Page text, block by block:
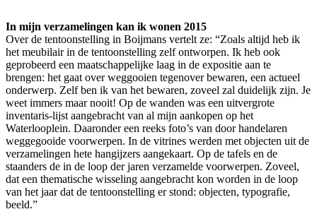
In mijn verzamelingen kan ik wonen 2015
Over de tentoonstelling in Boijmans vertelt ze: “Zoals altijd heb ik
het meubilair in de tentoonstelling zelf ontworpen. Ik heb ook
geprobeerd een maatschappelijke laag in de expositie aan te
brengen: het gaat over weggooien tegenover bewaren, een actueel
onderwerp. Zelf ben ik van het bewaren, zoveel zal duidelijk zijn. Je
weet immers maar nooit! Op de wanden was een uitvergrote
inventaris-lijst aangebracht van al mijn aankopen op het
Waterlooplein. Daaronder een reeks foto’s van door handelaren
weggegooide voorwerpen. In de vitrines werden met objecten uit de
verzamelingen hete hangijzers aangekaart. Op de tafels en de
staanders de in de loop der jaren verzamelde voorwerpen. Zoveel,
dat een thematische wisseling aangebracht kon worden in de loop
van het jaar dat de tentoonstelling er stond: objecten, typografie,
beeld.”